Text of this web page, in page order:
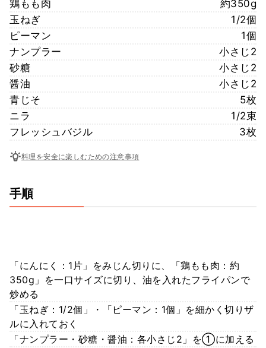
鶏もも肉
約350g
玉ねぎ
1/2個
ピーマン
1個
ナンプラー
小さじ2
砂糖
小さじ2
醤油
小さじ2
青じそ
5枚
ニラ
1/2束
フレッシュバジル
3枚
料理を安全に楽しむための注意事項
手順
「にんにく：1片」をみじん切りに、「鶏もも肉：約
350g」を一口サイズに切り、油を入れたフライパンで
炒める
「玉ねぎ：1/2個」・「ピーマン：1個」を細かく切りザ
ルに入れておく
「ナンプラー・砂糖・醤油：各小さじ2」を①に加える